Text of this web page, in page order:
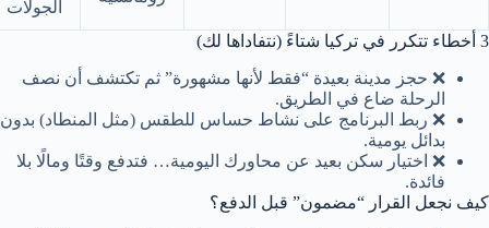
الجولات
3 أخطاء تتكرر في تركيا شتاءً (نتفاداها لك)
❌ حجز مدينة بعيدة “فقط لأنها مشهورة” ثم تكتشف أن نصف
الرحلة ضاع في الطريق.
❌ ربط البرنامج على نشاط حساس للطقس (مثل المنطاد) بدون
بدائل يومية.
❌ اختيار سكن بعيد عن محاورك اليومية… فتدفع وقتًا ومالًا بلا
فائدة.
كيف نجعل القرار “مضمون” قبل الدفع؟